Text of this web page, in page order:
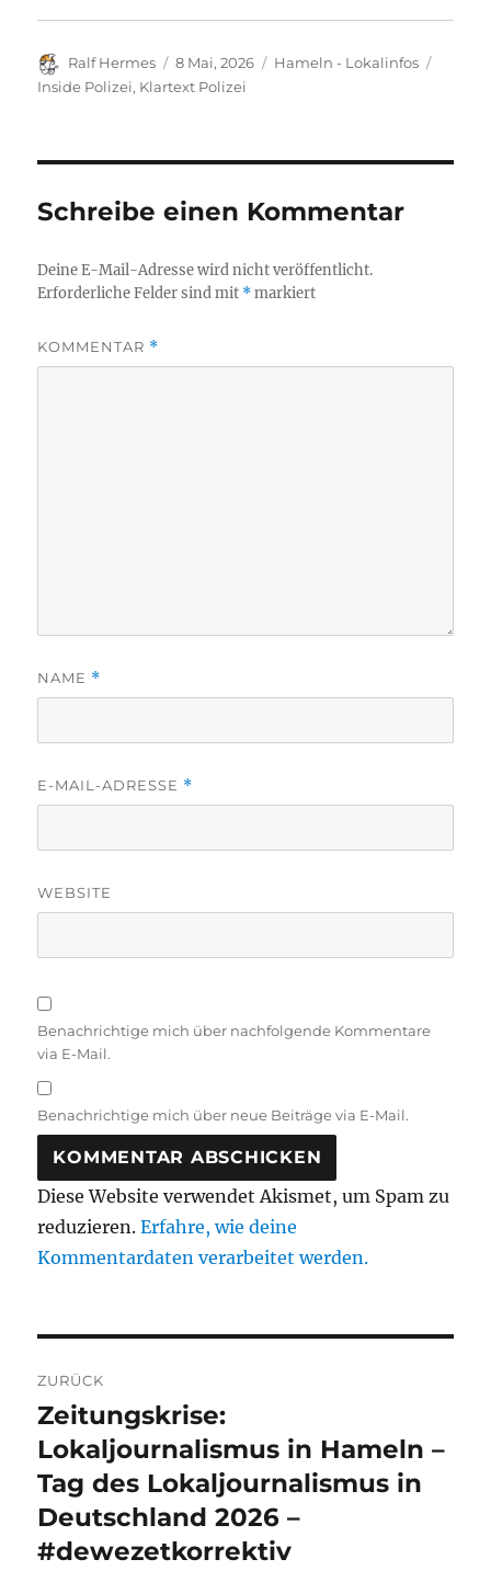
Autor
Ralf Hermes
Veröffentlicht
am
8 Mai, 2026 Kategorien
Hameln - Lokalinfos
Inside Polizei, Klartext Polizei
Schreibe einen Kommentar
Deine E-Mail-Adresse wird nicht veröffentlicht.
Erforderliche Felder sind mit *markiert
KOMMENTAR *
NAME *
E-MAIL-ADRESSE *
WEBSITE
Benachrichtige mich über nachfolgende Kommentare
via E-Mail.
Benachrichtige mich über neue Beiträge via E-Mail.
Diese Website verwendet Akismet, um Spam zu
reduzieren.Erfahre, wie deine
Kommentardaten verarbeitet werden.
ZURÜCK
Vorheriger
Beitrag:
Zeitungskrise:
Lokaljournalismus in Hameln –
Tag des Lokaljournalismus in
Deutschland 2026 –
#dewezetkorrektiv